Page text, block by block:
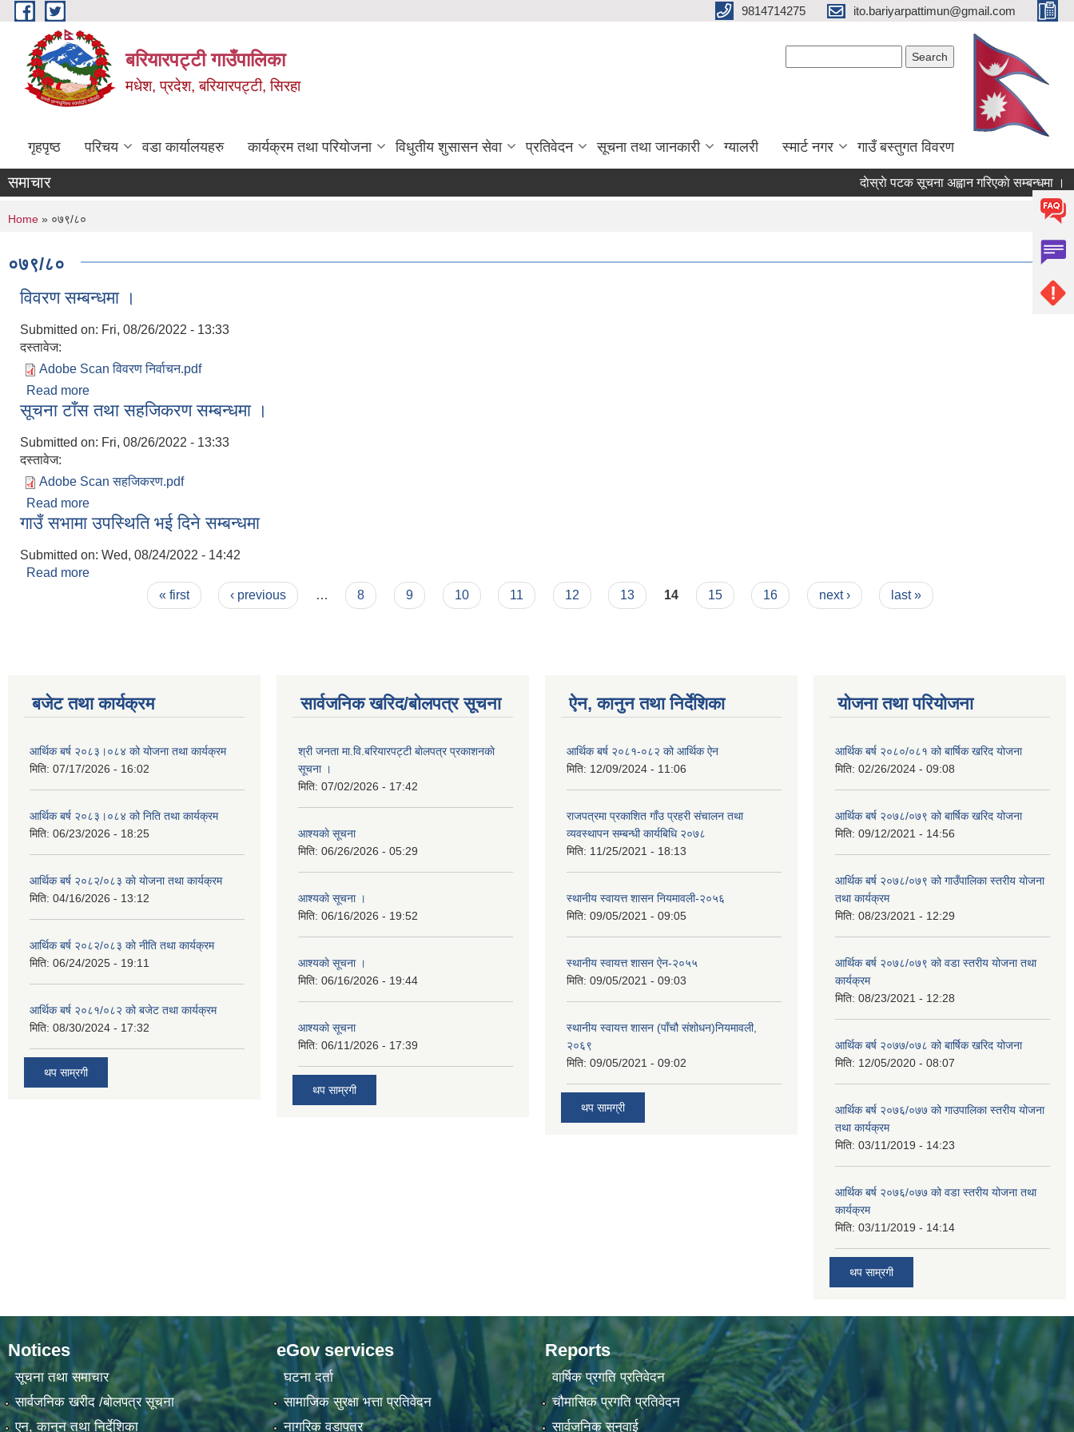
Skip to main content 9814714275 ito.bariyarpattimun@gmail.com
बरियारपट्टी गाउँपालिका
मधेश, प्रदेश, बरियारपट्टी, सिरहा
गृहपृष्ठ परिचय वडा कार्यालयहरु कार्यक्रम तथा परियोजना विधुतीय शुसासन सेवा प्रतिवेदन सूचना तथा जानकारी ग्यालरी स्मार्ट नगर गाउँ बस्तुगत विवरण
समाचार दाेस्राे पटक सूचना अह्वान गरिएकाे सम्बन्धमा ।
You are here
Home » ०७९/८०
०७९/८०
विवरण सम्बन्धमा ।
Submitted on: Fri, 08/26/2022 - 13:33
दस्तावेज:
Adobe Scan विवरण निर्वाचन.pdf
Read more
सूचना टाँस तथा सहजिकरण सम्बन्धमा ।
Submitted on: Fri, 08/26/2022 - 13:33
दस्तावेज:
Adobe Scan सहजिकरण.pdf
Read more
गाउँ सभामा उपस्थिति भई दिने सम्बन्धमा
Submitted on: Wed, 08/24/2022 - 14:42
Read more
« first ‹ previous … 8 9 10 11 12 13 14 15 16 next › last »
बजेट तथा कार्यक्रम
आर्थिक बर्ष २०८३।०८४ को योजना तथा कार्यक्रम
मिति: 07/17/2026 - 16:02
आर्थिक बर्ष २०८३।०८४ को निति तथा कार्यक्रम
मिति: 06/23/2026 - 18:25
आर्थिक बर्ष २०८२/०८३ काे याेजना तथा कार्यक्रम
मिति: 04/16/2026 - 13:12
आर्थिक बर्ष २०८२/०८३ काे नीति तथा कार्यक्रम
मिति: 06/24/2025 - 19:11
आर्थिक बर्ष २०८१/०८२ को बजेट तथा कार्यक्रम
मिति: 08/30/2024 - 17:32
थप साम्रगी
सार्वजनिक खरिद/बोलपत्र सूचना
श्री जनता मा.वि.बरियारपट्टी बाेलपत्र प्रकाशनकाे
सूचना ।
मिति: 07/02/2026 - 17:42
आश्यकाे सूचना
मिति: 06/26/2026 - 05:29
आश्यकाे सूचना ।
मिति: 06/16/2026 - 19:52
आश्यकाे सूचना ।
मिति: 06/16/2026 - 19:44
आश्यकाे सूचना
मिति: 06/11/2026 - 17:39
थप साम्रगी
ऐन, कानुन तथा निर्देशिका
आर्थिक बर्ष २०८१-०८२ को आर्थिक ऐन
मिति: 12/09/2024 - 11:06
राजपत्रमा प्रकाशित गाँउ प्रहरी संचालन तथा
व्यवस्थापन सम्बन्धी कार्यबिधि २०७८
मिति: 11/25/2021 - 18:13
स्थानीय स्वायत्त शासन नियमावली-२०५६
मिति: 09/05/2021 - 09:05
स्थानीय स्वायत्त शासन ए‍ेन-२०५५
मिति: 09/05/2021 - 09:03
स्थानीय स्वायत्त शासन (पाँचौ संशोधन)नियमावली,
२०६९
मिति: 09/05/2021 - 09:02
थप सामग्री
योजना तथा परियोजना
आर्थिक बर्ष २०८०/०८१ को बार्षिक खरिद योजना
मिति: 02/26/2024 - 09:08
आर्थिक बर्ष २०७८/०७९ को बार्षिक खरिद योजना
मिति: 09/12/2021 - 14:56
आर्थिक बर्ष २०७८/०७९ को गाउँपालिका स्तरीय योजना
तथा कार्यक्रम
मिति: 08/23/2021 - 12:29
आर्थिक बर्ष २०७८/०७९ को वडा स्तरीय योजना तथा
कार्यक्रम
मिति: 08/23/2021 - 12:28
आर्थिक बर्ष २०७७/०७८ को बार्षिक खरिद योजना
मिति: 12/05/2020 - 08:07
आर्थिक बर्ष २०७६/०७७ को गाउपालिका स्तरीय योजना
तथा कार्यक्रम
मिति: 03/11/2019 - 14:23
आर्थिक बर्ष २०७६/०७७ को वडा स्तरीय योजना तथा
कार्यक्रम
मिति: 03/11/2019 - 14:14
थप साम्रगी
Notices
सूचना तथा समाचार
सार्वजनिक खरीद /बोलपत्र सूचना
एन, कानुन तथा निर्देशिका
eGov services
घटना दर्ता
सामाजिक सुरक्षा भत्ता प्रतिवेदन
नागरिक वडापत्र
Reports
वार्षिक प्रगति प्रतिवेदन
चौमासिक प्रगति प्रतिवेदन
सार्वजनिक सुनुवाई